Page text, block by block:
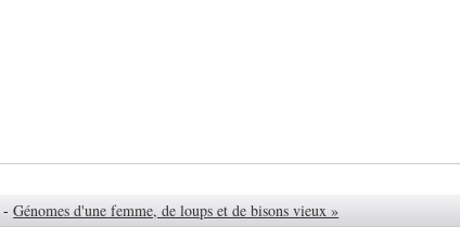
- Génomes d'une femme, de loups et de bisons vieux »